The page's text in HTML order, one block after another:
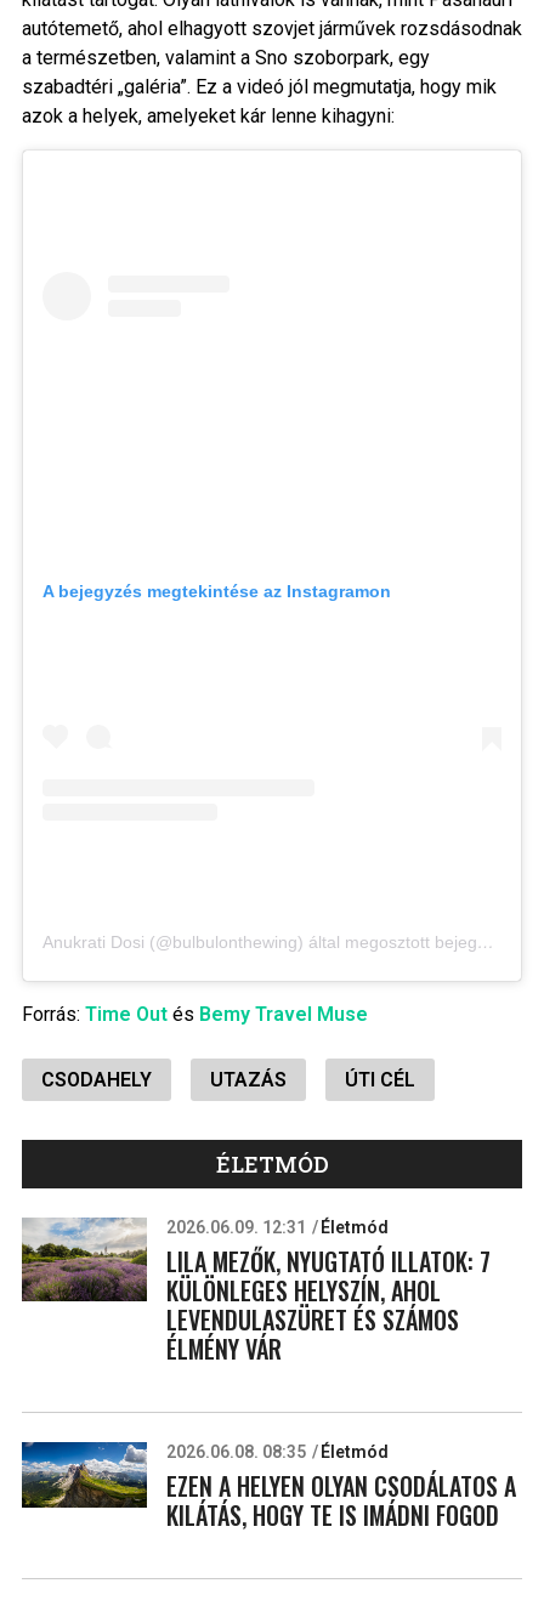
autótemető, ahol elhagyott szovjet járművek rozsdásodnak
a természetben, valamint a Sno szoborpark, egy
szabadtéri „galéria”. Ez a videó jól megmutatja, hogy mik
azok a helyek, amelyeket kár lenne kihagyni:
A bejegyzés megtekintése az Instagramon
Anukrati Dosi (@bulbulonthewing) által megosztott bejegyzés
Forrás: Time Outés Bemy Travel Muse
CSODAHELY UTAZÁS ÚTI CÉL
ÉLETMÓD
2026.06.09. 12:31 Életmód
LILA MEZŐK, NYUGTATÓ ILLATOK: 7
KÜLÖNLEGES HELYSZÍN, AHOL
LEVENDULASZÜRET ÉS SZÁMOS
ÉLMÉNY VÁR
2026.06.08. 08:35 Életmód
EZEN A HELYEN OLYAN CSODÁLATOS A
KILÁTÁS, HOGY TE IS IMÁDNI FOGOD